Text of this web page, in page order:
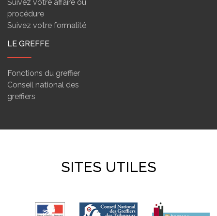
Suivez votre affaire ou
procédure
Suivez votre formalité
LE GREFFE
Fonctions du greffier
Conseil national des
greffiers
SITES UTILES